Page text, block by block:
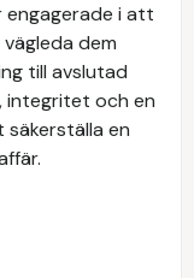
engagerade i att
dem
till avslutad
integritet och en
en